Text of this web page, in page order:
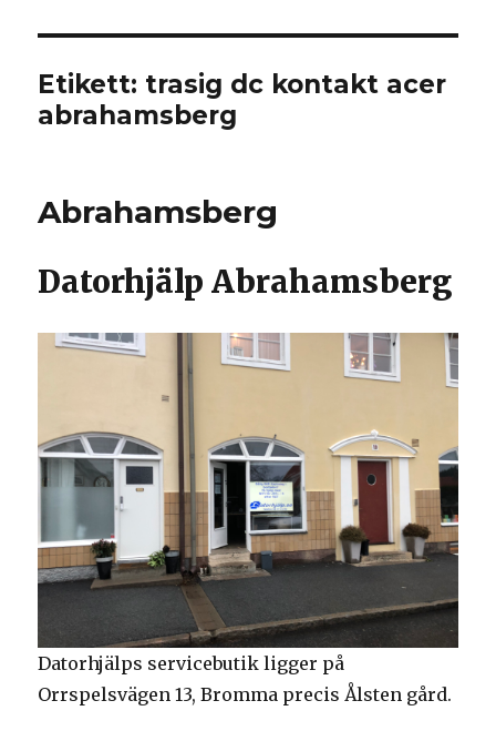
Etikett: trasig dc kontakt acer
abrahamsberg
Abrahamsberg
Datorhjälp Abrahamsberg
Datorhjälps servicebutik ligger på
Orrspelsvägen 13, Bromma precis Ålsten gård.